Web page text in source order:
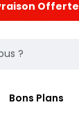
Offerte
Bons Plans